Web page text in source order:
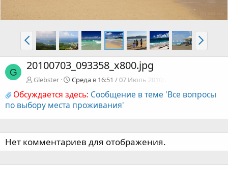
G
20100703_093358_x800.jpg
Glebster Среда в 16:51 / 07 Июль 2010г.
Обсуждается здесь: Сообщение в теме 'Все вопросы
по выбору места проживания'
Нет комментариев для отображения.